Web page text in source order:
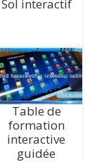
Sol interactif
Table de
formation
interactive
guidée